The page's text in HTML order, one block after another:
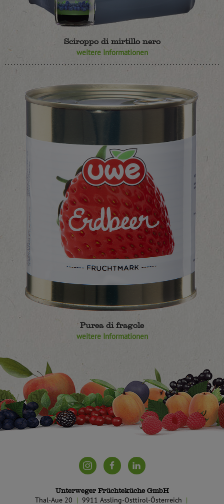
Sciroppo di mirtillo nero
weitere Informationen
Purea di fragole
weitere Informationen
Unterweger Früchteküche GmbH
Thal-Aue 20 9911 Assling-Osttirol-Österreich